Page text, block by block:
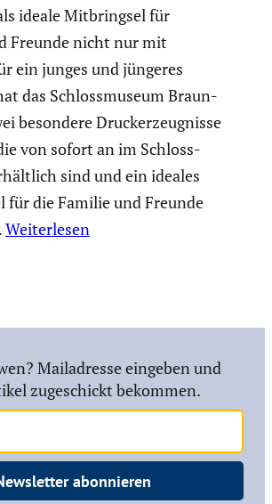
ideale Mitbringsel für
Freunde nicht nur mit
ein junges und jüngeres
das Schloss­mu­seum Braun­
besondere Druckerzeug­nisse
von sofort an im Schloss­
sind und ein ideales
für die Familie und Freunde
Weiterlesen
Mailadresse eingeben und
zugeschickt bekommen.
abonnieren